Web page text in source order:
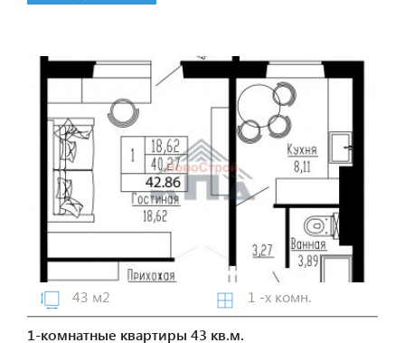
43 м2
1 -х комн.
1-комнатные квартиры 43 кв.м.